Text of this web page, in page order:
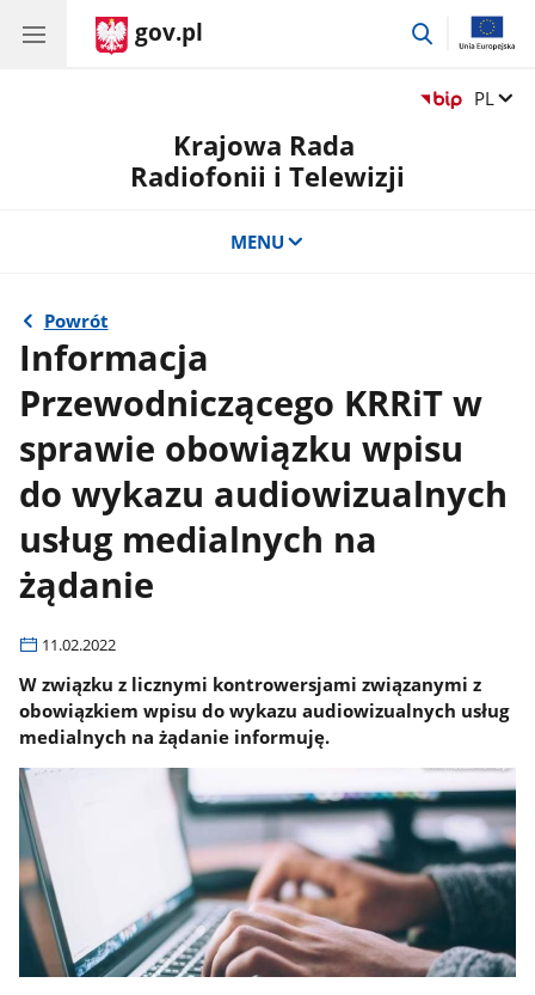
gov.pl
przejdź
Zmień
PL
Krajowa Rada
Radiofonii i Telewizji
MENU
Powrót
Informacja
Przewodniczącego KRRiT w
sprawie obowiązku wpisu
do wykazu audiowizualnych
usług medialnych na
żądanie
11.02.2022
W związku z licznymi kontrowersjami związanymi z
obowiązkiem wpisu do wykazu audiowizualnych usług
medialnych na żądanie informuję.